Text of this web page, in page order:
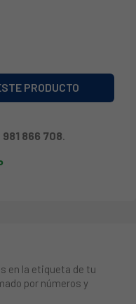
PRODUCTO
981 866 708.
en la etiqueta de tu
por números y